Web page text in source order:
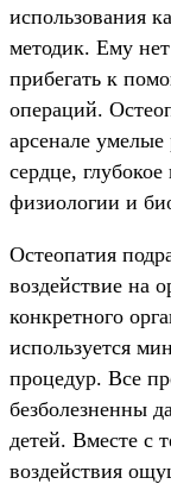
использования
методик. Ему
прибегать к
операций.
арсенале умелые
сердце,
физиологии и
Остеопатия
воздействие на
конкретного
используется
процедур. Все
безболезненны
детей. Вместе с
воздействия